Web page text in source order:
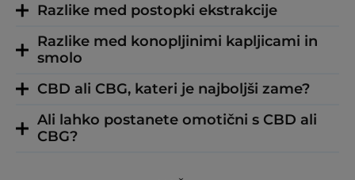
Razlike med postopki ekstrakcije
Razlike med konopljinimi kapljicami in
smolo
CBD ali CBG, kateri je najboljši zame?
Ali lahko postanete omotični s CBD ali
CBG?